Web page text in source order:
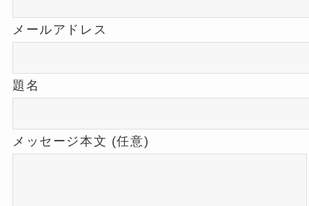
メールアドレス
題名
メッセージ本文 (任意)